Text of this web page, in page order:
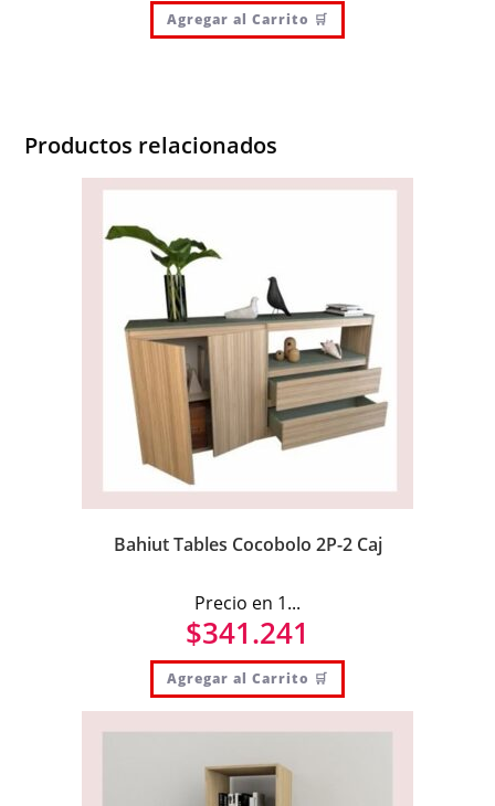
Agregar al Carrito 🛒
Productos relacionados
Bahiut Tables Cocobolo 2P-2 Caj
Precio en 1...
$341.241
Agregar al Carrito 🛒